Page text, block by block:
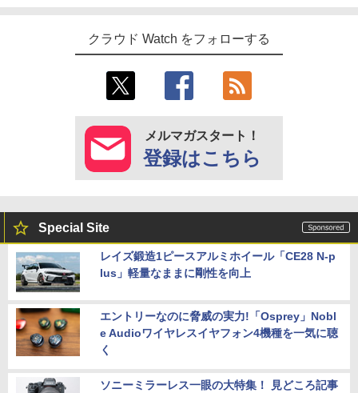
クラウド Watch をフォローする
メルマガスタート！
登録はこちら
Special Site
レイズ鍛造1ピースアルミホイール「CE28 N-p
lus」軽量なままに剛性を向上
エントリーなのに脅威の実力!「Osprey」Nobl
e Audioワイヤレスイヤフォン4機種を一気に聴
く
ソニーミラーレス一眼の大特集！ 見どころ記事